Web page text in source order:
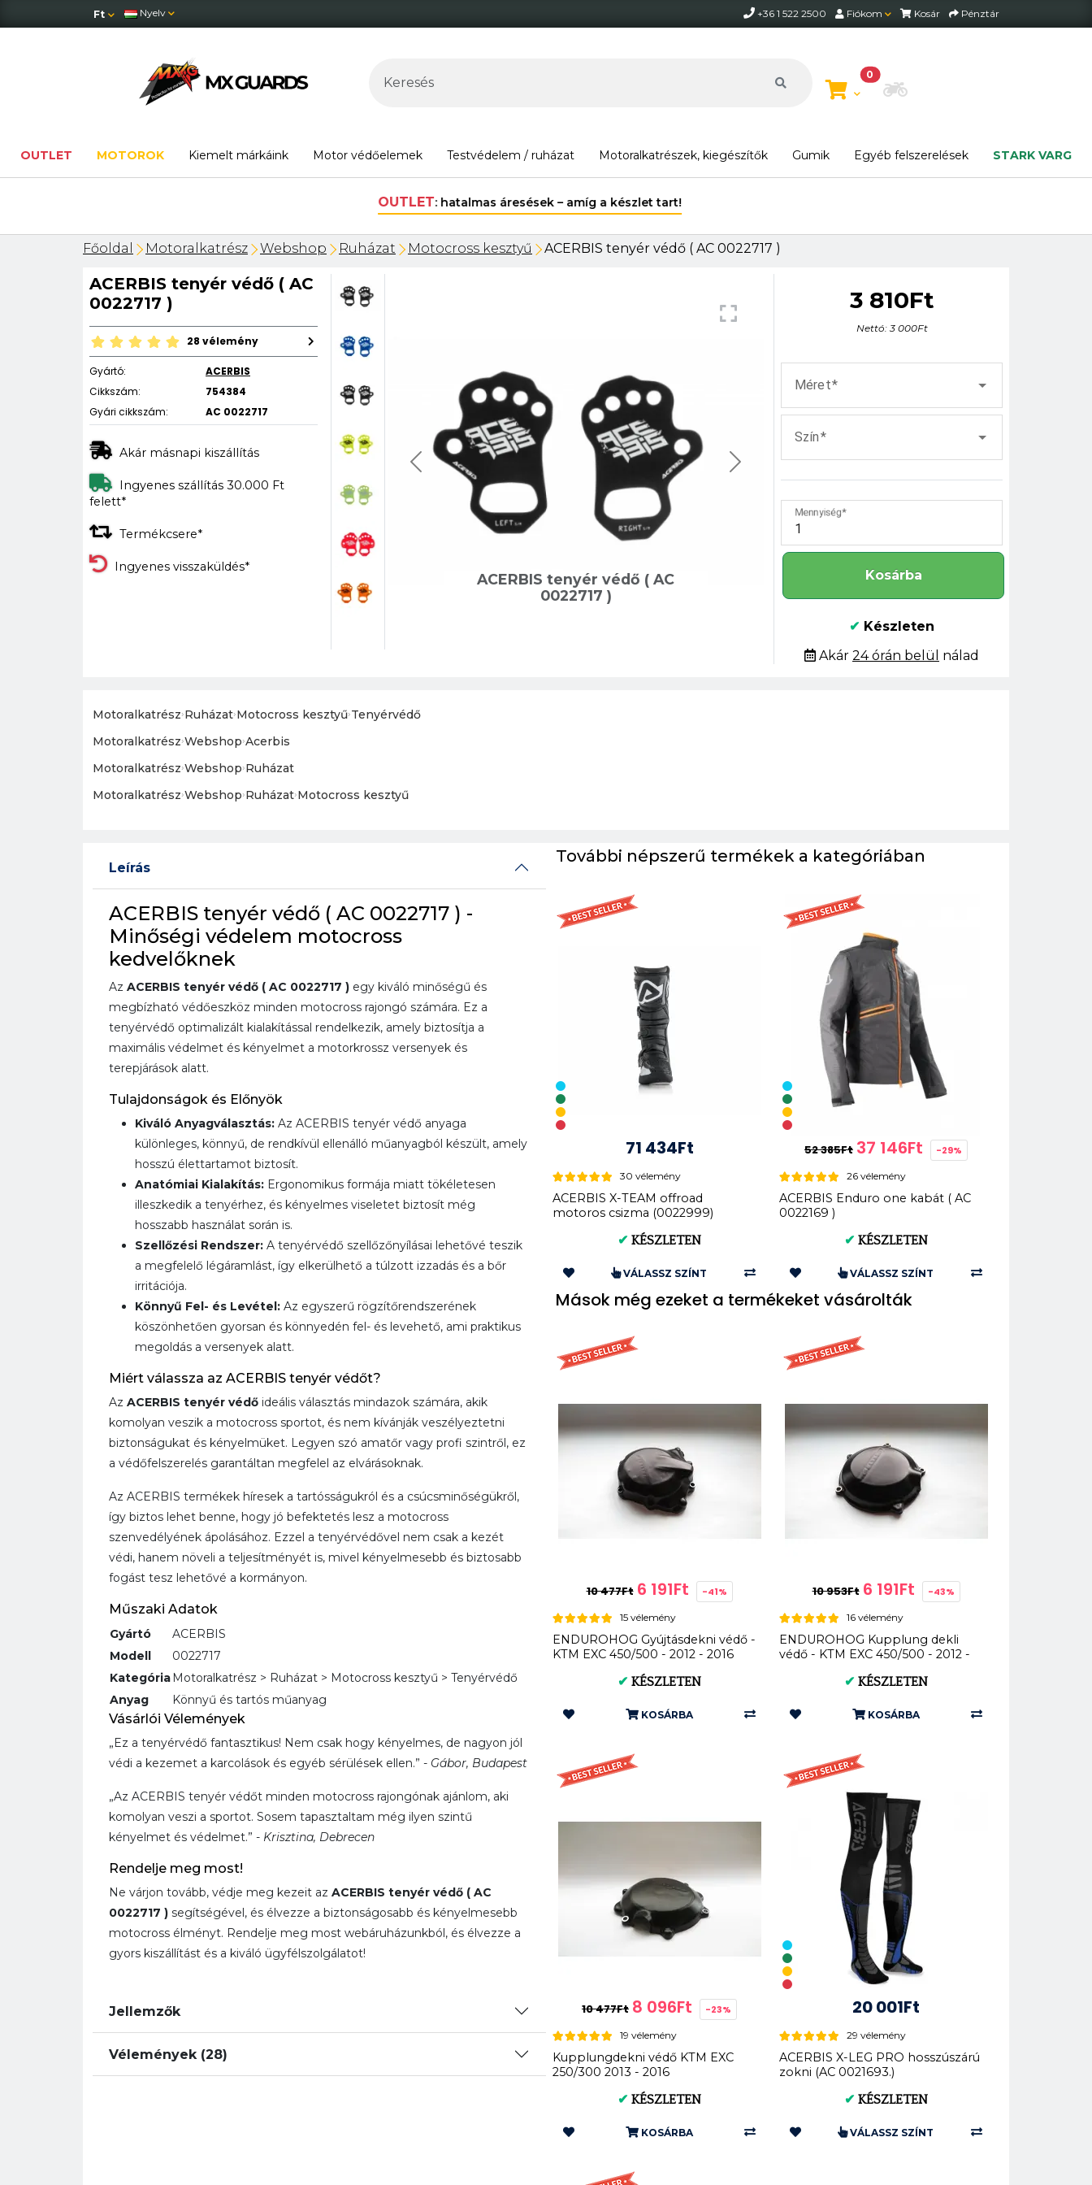
Ft Nyelv +36 1 522 2500 Fiókom Kosár Pénztár
0
Motor beállítása
OUTLET MOTOROK Kiemelt márkáink Motor védőelemek Testvédelem / ruházat Motoralkatrészek, kiegészítők Gumik Egyéb felszerelések STARK VARG
30.000 Ft felett ingyenes szállítás Magyarország területén*.
Főoldal Motoralkatrész Webshop Ruházat Motocross kesztyű ACERBIS tenyér védő ( AC 0022717 )
ACERBIS tenyér védő ( AC
0022717 )
28 vélemény
Gyártó:
ACERBIS
Cikkszám:
754384
Gyári cikkszám:
AC 0022717
Akár másnapi kiszállítás
Ingyenes szállítás 30.000 Ft
felett*
Termékcsere*
Ingyenes visszaküldés*
ACERBIS tenyér védő ( AC
0022717 )
3 810Ft
Nettó: 3 000Ft
Méret
Szín
Mennyiség
Kosárba
✔ Készleten
Akár 24 órán belül nálad
Motoralkatrész›Ruházat›Motocross kesztyű›Tenyérvédő
Motoralkatrész›Webshop›Acerbis
Motoralkatrész›Webshop›Ruházat
Motoralkatrész›Webshop›Ruházat›Motocross kesztyű
Leírás
ACERBIS tenyér védő ( AC 0022717 ) -
Minőségi védelem motocross
kedvelőknek
Az ACERBIS tenyér védő ( AC 0022717 ) egy kiváló minőségű és
megbízható védőeszköz minden motocross rajongó számára. Ez a
tenyérvédő optimalizált kialakítással rendelkezik, amely biztosítja a
maximális védelmet és kényelmet a motorkrossz versenyek és
terepjárások alatt.
Tulajdonságok és Előnyök
Kiváló Anyagválasztás: Az ACERBIS tenyér védő anyaga
különleges, könnyű, de rendkívül ellenálló műanyagból készült, amely
hosszú élettartamot biztosít.
Anatómiai Kialakítás: Ergonomikus formája miatt tökéletesen
illeszkedik a tenyérhez, és kényelmes viseletet biztosít még
hosszabb használat során is.
Szellőzési Rendszer: A tenyérvédő szellőzőnyílásai lehetővé teszik
a megfelelő légáramlást, így elkerülhető a túlzott izzadás és a bőr
irritációja.
Könnyű Fel- és Levétel: Az egyszerű rögzítőrendszerének
köszönhetően gyorsan és könnyedén fel- és levehető, ami praktikus
megoldás a versenyek alatt.
Miért válassza az ACERBIS tenyér védőt?
Az ACERBIS tenyér védő ideális választás mindazok számára, akik
komolyan veszik a motocross sportot, és nem kívánják veszélyeztetni
biztonságukat és kényelmüket. Legyen szó amatőr vagy profi szintről, ez
a védőfelszerelés garantáltan megfelel az elvárásoknak.
Az ACERBIS termékek híresek a tartósságukról és a csúcsminőségükről,
így biztos lehet benne, hogy jó befektetés lesz a motocross
szenvedélyének ápolásához. Ezzel a tenyérvédővel nem csak a kezét
védi, hanem növeli a teljesítményét is, mivel kényelmesebb és biztosabb
fogást tesz lehetővé a kormányon.
Műszaki Adatok
Gyártó
ACERBIS
Modell
0022717
Kategória Motoralkatrész > Ruházat > Motocross kesztyű > Tenyérvédő
Anyag
Könnyű és tartós műanyag
Vásárlói Vélemények
„Ez a tenyérvédő fantasztikus! Nem csak hogy kényelmes, de nagyon jól
védi a kezemet a karcolások és egyéb sérülések ellen.” - Gábor, Budapest
„Az ACERBIS tenyér védőt minden motocross rajongónak ajánlom, aki
komolyan veszi a sportot. Sosem tapasztaltam még ilyen szintű
kényelmet és védelmet.” - Krisztina, Debrecen
Rendelje meg most!
Ne várjon tovább, védje meg kezeit az ACERBIS tenyér védő ( AC
0022717 ) segítségével, és élvezze a biztonságosabb és kényelmesebb
motocross élményt. Rendelje meg most webáruházunkból, és élvezze a
gyors kiszállítást és a kiváló ügyfélszolgálatot!
Jellemzők
Vélemények (28)
További népszerű termékek a kategóriában
71 434Ft
30 vélemény
ACERBIS X-TEAM offroad
motoros csizma (0022999)
✔ KÉSZLETEN
VÁLASSZ SZÍNT
52 385Ft 37 146Ft -29%
26 vélemény
ACERBIS Enduro one kabát ( AC
0022169 )
✔ KÉSZLETEN
VÁLASSZ SZÍNT
Mások még ezeket a termékeket vásárolták
10 477Ft 6 191Ft -41%
15 vélemény
ENDUROHOG Gyújtásdekni védő -
KTM EXC 450/500 - 2012 - 2016
✔ KÉSZLETEN
KOSÁRBA
10 953Ft 6 191Ft -43%
16 vélemény
ENDUROHOG Kupplung dekli
védő - KTM EXC 450/500 - 2012 -
✔ KÉSZLETEN
KOSÁRBA
10 477Ft 8 096Ft -23%
19 vélemény
Kupplungdekni védő KTM EXC
250/300 2013 - 2016
✔ KÉSZLETEN
KOSÁRBA
20 001Ft
29 vélemény
ACERBIS X-LEG PRO hosszúszárú
zokni (AC 0021693.)
✔ KÉSZLETEN
VÁLASSZ SZÍNT